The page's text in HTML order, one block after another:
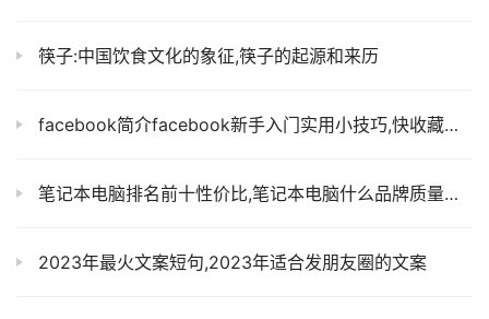
筷子:中国饮食文化的象征,筷子的起源和来历
facebook简介facebook新手入门实用小技巧,快收藏起来吧！！
笔记本电脑排名前十性价比,笔记本电脑什么品牌质量最好
2023年最火文案短句,2023年适合发朋友圈的文案